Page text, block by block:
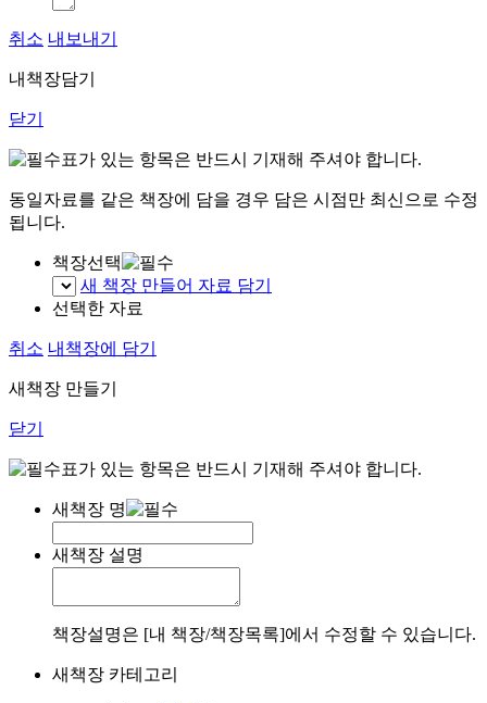
취소 내보내기
내책장담기
닫기
표가 있는 항목은 반드시 기재해 주셔야 합니다.
동일자료를 같은 책장에 담을 경우 담은 시점만 최신으로 수정
됩니다.
책장선택
새 책장 만들어 자료 담기
선택한 자료
취소 내책장에 담기
새책장 만들기
닫기
표가 있는 항목은 반드시 기재해 주셔야 합니다.
새책장 명
새책장 설명
책장설명은 [내 책장/책장목록]에서 수정할 수 있습니다.
새책장 카테고리